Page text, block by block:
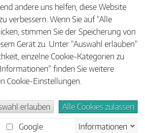
Impressum Datenschutz
andere uns helfen, diese Website
verbessern. Wenn Sie auf "Alle
stimmen Sie der Speicherung von
Gerät zu. Unter "Auswahl erlauben"
einzelne Cookie-Kategorien zu
finden Sie weitere
Cookie-Einstellungen.
erlauben
Alle Cookies zulassen
Google
Informationen